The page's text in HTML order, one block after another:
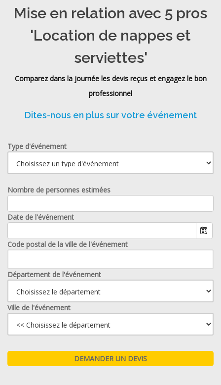
Mise en relation avec 5 pros
'Location de nappes et
serviettes'
Comparez dans la journée les devis reçus et engagez le bon
professionnel
Dites-nous en plus sur votre événement
Type d'événement
Nombre de personnes estimées
Date de l'événement
Code postal de la ville de l'événement
Département de l'événement
Ville de l'événement